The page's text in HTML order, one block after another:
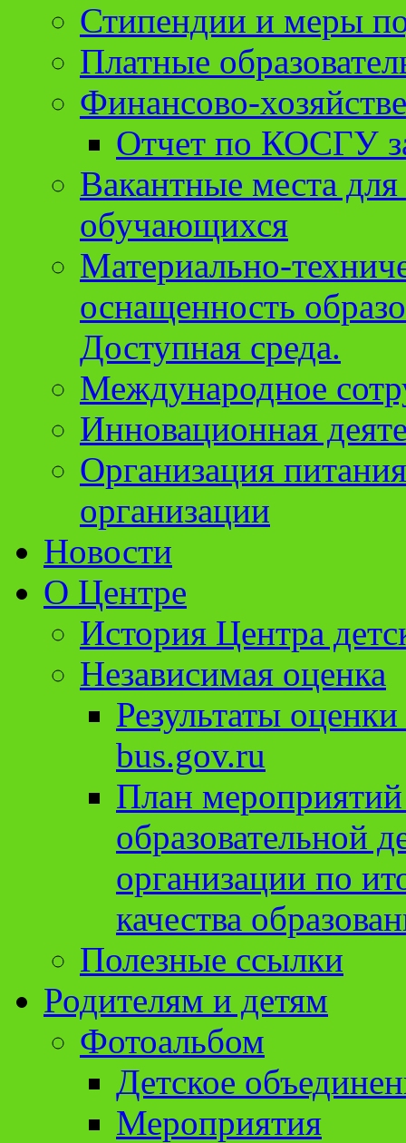
Стипендии и меры
Платные
Финансово-
Отчет по КОСГУ
Вакантные места
обучающихся
Материально-
оснащенность
Доступная среда.
Международное
Инновационная
Организация
организации
Новости
О Центре
История Центра
Независимая оценка
Результаты
bus.gov.ru
План
образовательной
организации по
качества
Полезные ссылки
Родителям и детям
Фотоальбом
Детское
Мероприятия